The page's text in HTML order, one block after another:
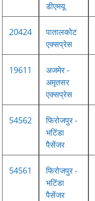
डीएमयू
20424
पातालकोट
एक्सप्रेस
19611
अजमेर -
अमृतसर
एक्सप्रेस
54562
फिरोजपुर -
भटिंडा
पैसेंजर
54561
फिरोजपुर -
भटिंडा
पैसेंजर